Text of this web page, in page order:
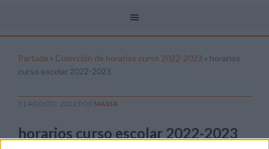
Portada » Colección de horarios curso 2022-2023 » horarios
curso escolar 2022-2023
31 AGOSTO, 2022 POR MARÍA
horarios curso escolar 2022-2023